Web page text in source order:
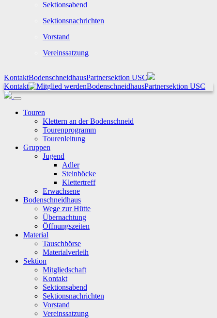
Sektionsabend
Sektionsnachrichten
Vorstand
Vereinssatzung
KontaktBodenschneidhausPartnersektion USC
Kontakt
BodenschneidhausPartnersektion USC
Touren
Klettern an der Bodenschneid
Tourenprogramm
Tourenleitung
Gruppen
Jugend
Adler
Steinböcke
Klettertreff
Erwachsene
Bodenschneidhaus
Wege zur Hütte
Übernachtung
Öffnungszeiten
Material
Tauschbörse
Materialverleih
Sektion
Mitgliedschaft
Kontakt
Sektionsabend
Sektionsnachrichten
Vorstand
Vereinssatzung